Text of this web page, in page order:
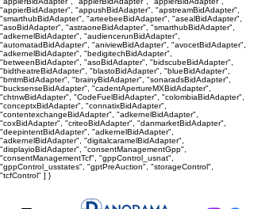
"appierBidAdapter", "appushBidAdapter", "apstreamBidAdapter",
"smarthubBidAdapter", "arteebeeBidAdapter", "asealBidAdapter",
"asoBidAdapter", "astraoneBidAdapter", "smarthubBidAdapter",
"adkernelBidAdapter", "audiencerunBidAdapter",
"automatadBidAdapter", "aniviewBidAdapter", "avocetBidAdapter",
"adkernelBidAdapter", "bedigitechBidAdapter",
"betweenBidAdapter", "asoBidAdapter", "bidscubeBidAdapter",
"bidtheatreBidAdapter", "blastoBidAdapter", "blueBidAdapter",
"bmtmBidAdapter", "brainyBidAdapter", "sonaradsBidAdapter",
"bucksenseBidAdapter", "cadentApertureMXBidAdapter",
"chtnwBidAdapter", "CodeFuelBidAdapter", "colombiaBidAdapter",
"conceptxBidAdapter", "connatixBidAdapter",
"contentexchangeBidAdapter", "adkernelBidAdapter",
"coxBidAdapter", "criteoBidAdapter", "danmarketBidAdapter",
"deepintentBidAdapter", "adkernelBidAdapter",
"adkernelBidAdapter", "digitalcaramelBidAdapter",
"displayioBidAdapter", "consentManagementGpp",
"consentManagementTcf", "gppControl_usnat",
"gppControl_usstates", "gptPreAuction", "storageControl",
"tcfControl" ] }